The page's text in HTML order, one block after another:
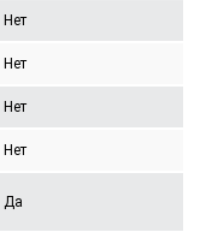
Нет
Нет
Нет
Нет
Да